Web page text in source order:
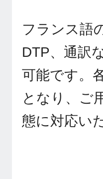
フランス語
DTP、通訳
可能です。
となり、ご
態に対応い